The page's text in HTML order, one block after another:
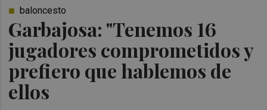
Garbajosa: "Tenemos 16
jugadores comprometidos y
prefiero que hablemos de
ellos
baloncesto